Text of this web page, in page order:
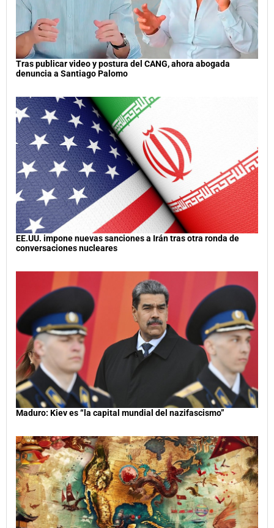
Tras publicar video y postura del CANG, ahora abogada
denuncia a Santiago Palomo
EE.UU. impone nuevas sanciones a Irán tras otra ronda de
conversaciones nucleares
Maduro: Kiev es “la capital mundial del nazifascismo”